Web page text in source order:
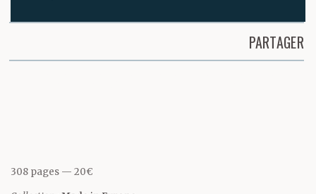
comme un faux raccord
phares. Nous évoquions
PARTAGER
308 pages 20€